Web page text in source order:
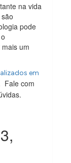
na vida
pode
um
em
Fale com